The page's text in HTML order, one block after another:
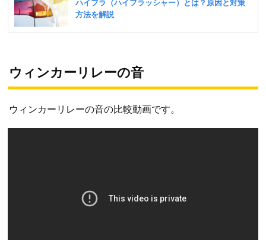
ウィンカーリレーの音
ウィンカーリレーの音の比較動画です。